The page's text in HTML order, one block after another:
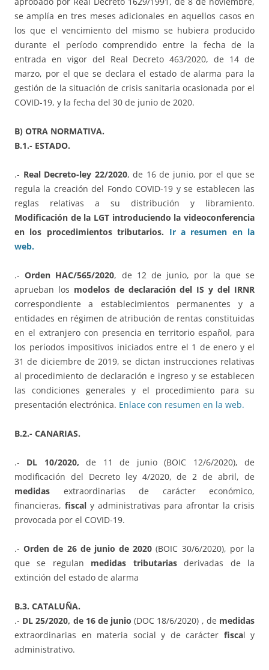
se amplía en tres meses adicionales en aquellos casos en
los que el vencimiento del mismo se hubiera producido
durante el período comprendido entre la fecha de la
entrada en vigor del Real Decreto 463/2020, de 14 de
marzo, por el que se declara el estado de alarma para la
gestión de la situación de crisis sanitaria ocasionada por el
COVID-19, y la fecha del 30 de junio de 2020.
B) OTRA NORMATIVA.
B.1.- ESTADO.
.- Real Decreto-ley 22/2020, de 16 de junio, por el que se
regula la creación del Fondo COVID-19 y se establecen las
reglas relativas a su distribución y libramiento.
Modificación de la LGT introduciendo la videoconferencia
en los procedimientos tributarios. Ir a resumen en la
web.
.-Orden HAC/565/2020, de 12 de junio, por la que se
aprueban los modelos de declaración del IS y del IRNR
correspondiente a establecimientos permanentes y a
entidades en régimen de atribución de rentas constituidas
en el extranjero con presencia en territorio español, para
los períodos impositivos iniciados entre el 1 de enero y el
31 de diciembre de 2019, se dictan instrucciones relativas
al procedimiento de declaración e ingreso y se establecen
las condiciones generales y el procedimiento para su
presentación electrónica. Enlace con resumen en la web.
B.2.- CANARIAS.
.- DL 10/2020, de 11 de junio (BOIC 12/6/2020), de
modificación del Decreto ley 4/2020, de 2 de abril, de
medidas extraordinarias de carácter económico,
financieras, fiscal y administrativas para afrontar la crisis
provocada por el COVID-19.
.-Orden de 26 de junio de 2020 (BOIC 30/6/2020), por la
que se regulan medidas tributariasderivadas de la
extinción del estado de alarma
B.3. CATALUÑA.
.- DL 25/2020, de 16 de junio (DOC 18/6/2020) , de medidas
extraordinarias en materia social y de carácter fiscal y
administrativo.